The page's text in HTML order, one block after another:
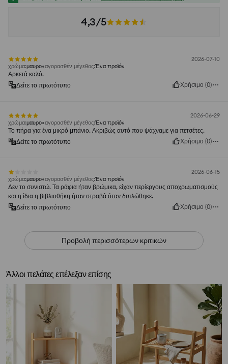
4,3/5
2026-07-10
χρώμα:μαυρο αγορασθέν μέγεθος:Ένα προϊόν
Αρκετά καλό.
Δείτε το πρωτότυπο
Χρήσιμο (0)
2026-06-29
χρώμα:μαυρο αγορασθέν μέγεθος:Ένα προϊόν
Το πήρα για ένα μικρό μπάνιο. Ακριβώς αυτό που ψάχναμε για πετσέτες.
Δείτε το πρωτότυπο
Χρήσιμο (0)
2026-06-15
χρώμα:μαυρο αγορασθέν μέγεθος:Ένα προϊόν
Δεν το συνιστώ. Τα ράφια ήταν βρώμικα, είχαν περίεργους αποχρωματισμούς
και η ίδια η βιβλιοθήκη ήταν στραβά όταν διπλώθηκε.
Δείτε το πρωτότυπο
Χρήσιμο (0)
Προβολή περισσότερων κριτικών
Άλλοι πελάτες επέλεξαν επίσης